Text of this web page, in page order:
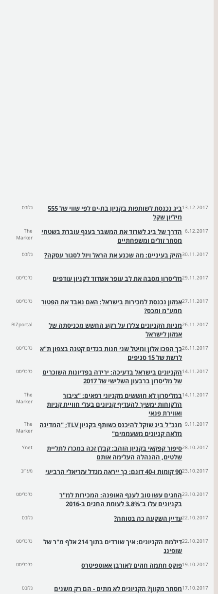
13.12.2017
ביג נכנסת לשותפות בקניון בת-ים לפי שווי של 555
מיליון שקל
גלובס
6.12.2017 הדרך של ביג לשרוד את המשבר בענף עוברת בשטחי
מסחר זולים ומשפחתיים
The
Marker
30.11.2017הזיק בעיניים: מה שכנע את הראל ויזל לסגור עסקה? גלובס
29.11.2017מליסרון מסבה את לב עופר אשדוד לקניון עודפים כלכליסט
27.11.2017אמזון נכנסת למכירות בישראל: האם נאבד את הפטור
ממע"מ ומכס?
כלכליסט
26.11.2017מניות הקניונים צללו על רקע החשש מכניסתה של
אמזון לישראל
BIZportal
26.11.2017כך הפכו אלון ומיטל שני חנות בגדים קטנה בצפון ת"א
לרשת של 15 סניפים
כלכליסט
14.11.2017הקניונים בישראל בדעיכה: ירידה בפדיונות השוכרים
של מליסרון ברבעון השלישי של 2017
כלכליסט
14.11.2017במליסרון לא חוששים מקניוני רפאים: "ציבור
הלקוחות ימשיך להעדיף קניונים בעלי חוויית קניות
ואווירת פנאי
The
Marker
9.11.2017
מנכ"ל ביג שוקל להיכנס כשותף בקניון TLV; "המדינה
מלאה קניונים משעממים"
The
Marker
28.10.2017סיפור קפקאי בקניון הזהב: קבלן זכה במכרז לתליית
שלטים, ההנהלה העלימה אותם
Ynet
23.10.201790 קומות ו-40 דונם: כך ייראה מגדל עזריאלי הרביעי מעריב
23.10.2017החגים עשו טוב לענף האופנה: המכירות למ"ר
בקניונים עלו ב־3.8% לעומת החגים ב-2016
כלכליסט
22.10.2017עדיין השקעה כה בטוחה? גלובס
22.10.2017
דילמת הקניונים: איך שורדים בתוך 214 אלף מ"ר של
שופינג
כלכליסט
19.10.2017פוקס חתמה חוזים לאורבן אאוטפיטרס כלכליסט
17.10.2017מסחר מקוון? הקניונים לא מתים - הם רק משנים
גלובס